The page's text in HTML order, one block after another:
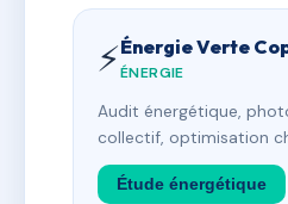
⚡Énergie Verte
ÉNERGIE
Audit énergétique,
collectif, optimisation
Étude énergétique